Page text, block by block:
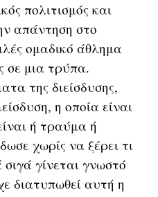
πολιτισμός και
απάντηση στο
ομαδικό άθλημα
σε μια τρύπα.
της διείσδυσης,
η οποία είναι
ή τραύμα ή
χωρίς να ξέρει τι
γίνεται γνωστό
διατυπωθεί αυτή η